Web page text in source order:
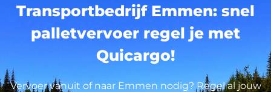
Transportbedrijf Emmen: snel
palletvervoer regel je met
Quicargo!
Vervoer vanuit of naar Emmen nodig? Regel al jouw